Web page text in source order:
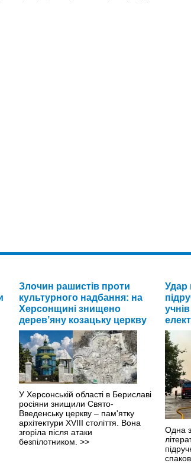
Злочин рашистів проти
культурного надбання: на
Херсонщині знищено
дерев’яну козацьку церкву
У Херсонській області в Бериславі
росіяни знищили Свято-
Введенську церкву – пам'ятку
архітектури XVIII століття. Вона
згоріла після атаки
безпілотником. >>
Удар
Одна